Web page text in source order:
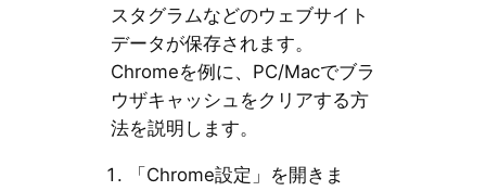
スタグラムなどのウェブサイト
データが保存されます。
Chromeを例に、PC/Macでブラ
ウザキャッシュをクリアする方
法を説明します。
「Chrome設定」を開きま